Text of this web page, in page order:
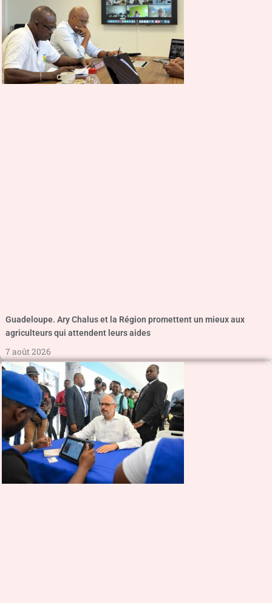
Guadeloupe. Ary Chalus et la Région promettent un mieux aux
agriculteurs qui attendent leurs aides
7 août 2026